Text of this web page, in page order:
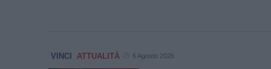
VINCI ATTUALITÀ 6 Agosto 2026